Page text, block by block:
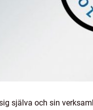
själva och sin